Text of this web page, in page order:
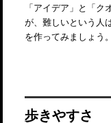
「アイデア」と「
が、難しいという人
を作ってみましょう。
歩きやすさ